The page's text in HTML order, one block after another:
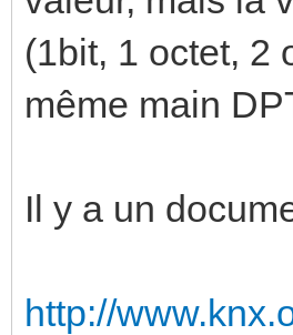
(1bit, 1 octet, 2
même main
Il y a un
http://